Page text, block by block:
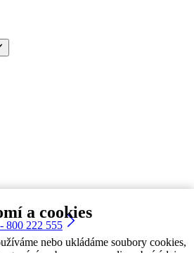
a cookies
nebo ukládáme soubory cookies,
800 222 555